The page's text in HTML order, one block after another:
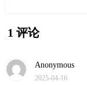
1 评论
Anonymous
2025-04-16